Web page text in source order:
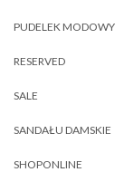
PUDELEK MODOWY
RESERVED
SALE
SANDAŁU DAMSKIE
SHOPONLINE